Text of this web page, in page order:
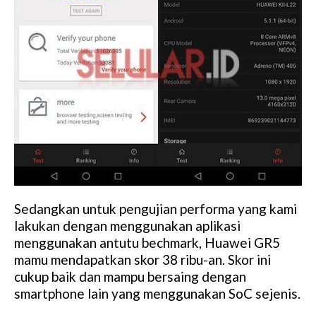
Sedangkan untuk pengujian performa yang kami
lakukan dengan menggunakan aplikasi
menggunakan antutu bechmark, Huawei GR5
mamu mendapatkan skor 38 ribu-an. Skor ini
cukup baik dan mampu bersaing dengan
smartphone lain yang menggunakan SoC sejenis.